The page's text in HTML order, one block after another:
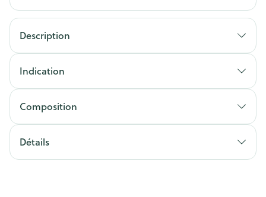
Description
Indication
Composition
Détails